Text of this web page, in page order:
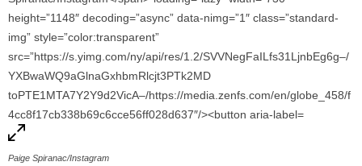
Paige Spiranac/Instagram